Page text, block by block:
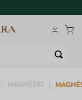
MAGNÉSIO